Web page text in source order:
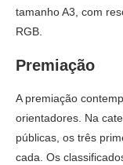
tamanho A3, com
RGB.
Premiação
A premiação
orientadores. Na
públicas, os três
cada. Os